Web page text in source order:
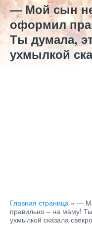
— Мой сын
оформил
Ты думала,
ухмылкой
Главная страница » —
правильно – на маму!
ухмылкой сказала